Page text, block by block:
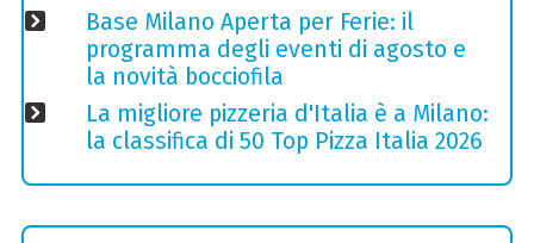
Base Milano Aperta per Ferie: il
programma degli eventi di agosto e
la novità bocciofila
La migliore pizzeria d'Italia è a Milano:
la classifica di 50 Top Pizza Italia 2026